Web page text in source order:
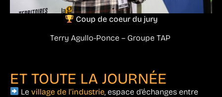
Coup de coeur du jury
Terry Agullo-Ponce – Groupe TAP
ET TOUTE LA JOURNÉE
Levillage de l’industrie , espace d’échanges entre